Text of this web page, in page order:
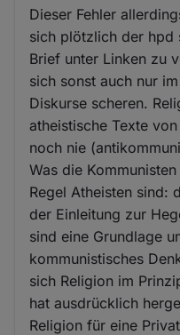
Dieser Fehler
sich plötzlich der hpd
Brief unter Linken zu
sich sonst auch nur
Diskurse scheren.
atheistische Texte
noch nie
Was die
Regel Atheisten sind:
der Einleitung zur
sind eine Grundlage
kommunistisches
sich Religion im
hat ausdrücklich
Religion für eine